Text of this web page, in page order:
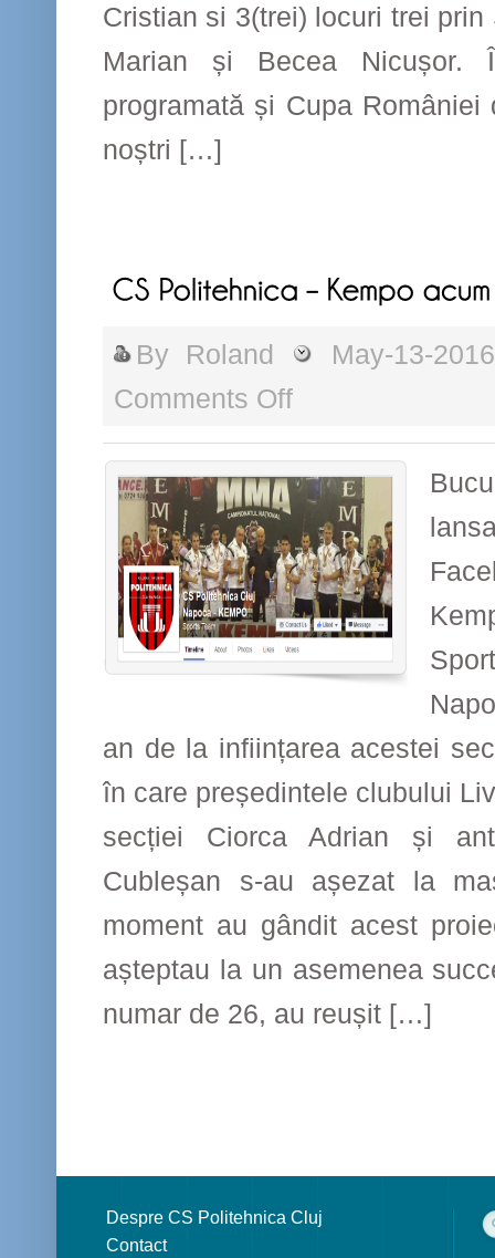
Cristian si 3(trei) locuri trei
Marian și Becea
programată și Cupa
noștri […]
By Roland
May-13-
Comments Offon
Politehnica
Kempo
acum
si
pe
Facebook
an de la inființarea acestei
în care președintele clubului
secției Ciorca Adrian și
Cubleșan s-au așezat la
moment au gândit acest
așteptau la un asemenea
numar de 26, au reușit […]
Despre CS Politehnica Cluj
Contact